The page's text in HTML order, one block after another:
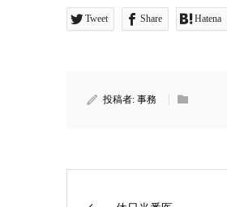
Tweet Share Hatena
投稿者: 事務